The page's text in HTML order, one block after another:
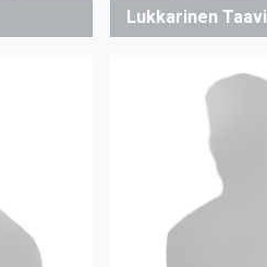
Lukkarinen Taavi